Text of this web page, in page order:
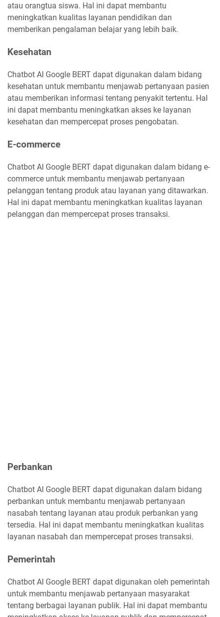
atau orangtua siswa. Hal ini dapat membantu
meningkatkan kualitas layanan pendidikan dan
memberikan pengalaman belajar yang lebih baik.
Kesehatan
Chatbot AI Google BERT dapat digunakan dalam bidang
kesehatan untuk membantu menjawab pertanyaan pasien
atau memberikan informasi tentang penyakit tertentu. Hal
ini dapat membantu meningkatkan akses ke layanan
kesehatan dan mempercepat proses pengobatan.
E-commerce
Chatbot AI Google BERT dapat digunakan dalam bidang e-
commerce untuk membantu menjawab pertanyaan
pelanggan tentang produk atau layanan yang ditawarkan.
Hal ini dapat membantu meningkatkan kualitas layanan
pelanggan dan mempercepat proses transaksi.
Perbankan
Chatbot AI Google BERT dapat digunakan dalam bidang
perbankan untuk membantu menjawab pertanyaan
nasabah tentang layanan atau produk perbankan yang
tersedia. Hal ini dapat membantu meningkatkan kualitas
layanan nasabah dan mempercepat proses transaksi.
Pemerintah
Chatbot AI Google BERT dapat digunakan oleh pemerintah
untuk membantu menjawab pertanyaan masyarakat
tentang berbagai layanan publik. Hal ini dapat membantu